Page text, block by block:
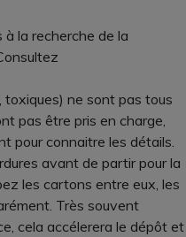
la recherche de la
toxiques) ne sont pas tous
pas être pris en charge,
pour connaitre les détails.
avant de partir pour la
les cartons entre eux, les
Très souvent
cela accélerera le dépôt et